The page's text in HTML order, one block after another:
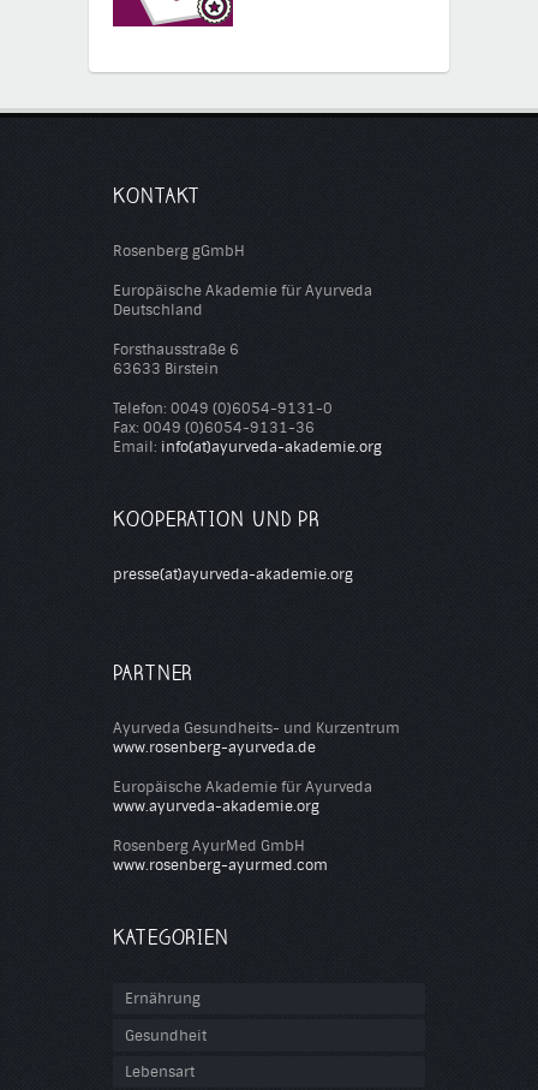
KONTAKT
Rosenberg gGmbH
Europäische Akademie für Ayurveda
Deutschland
Forsthausstraße 6
63633 Birstein
Telefon: 0049 (0)6054-9131-0
Fax: 0049 (0)6054-9131-36
Email: info(at)ayurveda-akademie.org
KOOPERATION UND PR
presse(at)ayurveda-akademie.org
PARTNER
Ayurveda Gesundheits- und Kurzentrum
www.rosenberg-ayurveda.de
Europäische Akademie für Ayurveda
www.ayurveda-akademie.org
Rosenberg AyurMed GmbH
www.rosenberg-ayurmed.com
KATEGORIEN
Ernährung
Gesundheit
Lebensart